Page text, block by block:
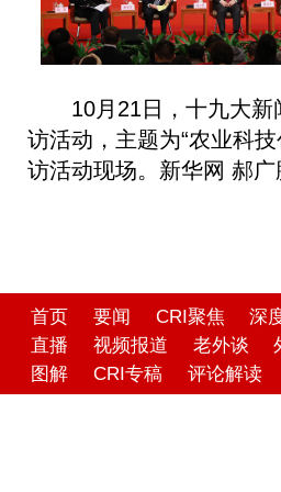
10月21日，十九大新
访活动，主题为“农业科
访活动现场。新华网 郝广
首页 要闻 CRI聚焦 深
直播
视频报道 老外谈
图解
CRI专稿 评论解读